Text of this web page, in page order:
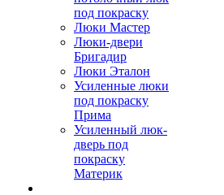
под покраску
Люки Мастер
Люки-двери
Бригадир
Люки Эталон
Усиленные люки
под покраску
Прима
Усиленный люк-
дверь под
покраску
Материк